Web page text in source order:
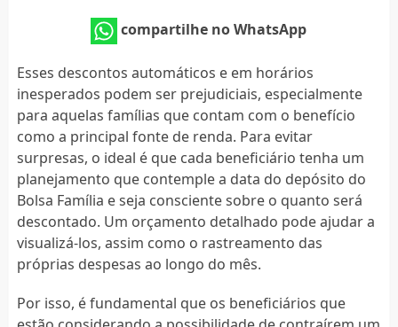
compartilhe no WhatsApp
Esses descontos automáticos e em horários
inesperados podem ser prejudiciais, especialmente
para aquelas famílias que contam com o benefício
como a principal fonte de renda. Para evitar
surpresas, o ideal é que cada beneficiário tenha um
planejamento que contemple a data do depósito do
Bolsa Família e seja consciente sobre o quanto será
descontado. Um orçamento detalhado pode ajudar a
visualizá-los, assim como o rastreamento das
próprias despesas ao longo do mês.
Por isso, é fundamental que os beneficiários que